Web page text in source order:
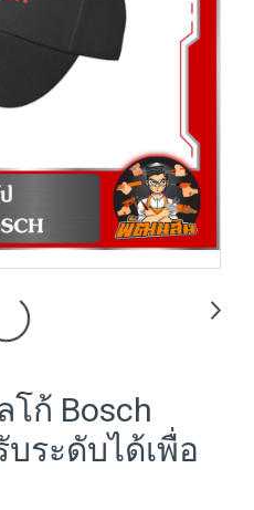
ก้ Bosch
ระดับได้เพื่อ